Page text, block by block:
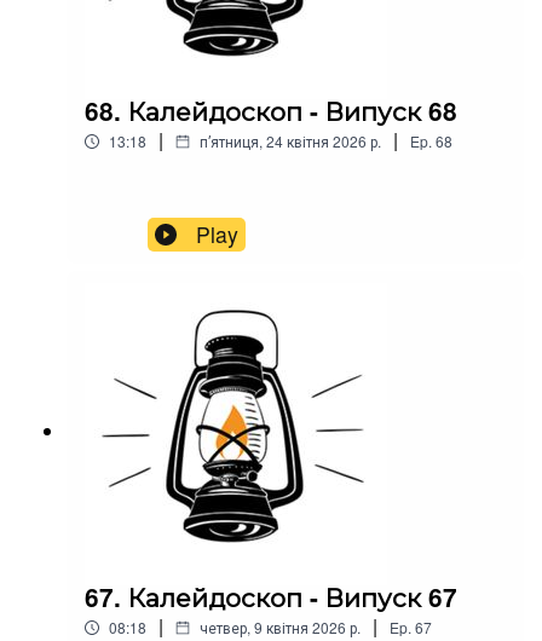
68. Калейдоскоп - Випуск 68
13:18 | пʼятниця, 24 квітня 2026 р. | Ep. 68
Play
67. Калейдоскоп - Випуск 67
08:18 | четвер, 9 квітня 2026 р. | Ep. 67